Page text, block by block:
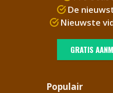
De
Nieuwste
GRATIS
Populair